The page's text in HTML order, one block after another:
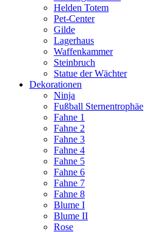
Helden Totem
Pet-Center
Gilde
Lagerhaus
Waffenkammer
Steinbruch
Statue der Wächter
Dekorationen
Ninja
Fußball Sternentrophäe
Fahne 1
Fahne 2
Fahne 3
Fahne 4
Fahne 5
Fahne 6
Fahne 7
Fahne 8
Blume I
Blume II
Rose